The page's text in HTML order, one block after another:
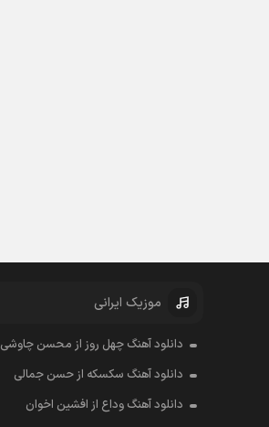
موزیک ایرانی
دانلود آهنگ چهل روز از محسن چاوشی
دانلود آهنگ سکسکه از حسن جمالی
دانلود آهنگ وداع از افشين اخوان